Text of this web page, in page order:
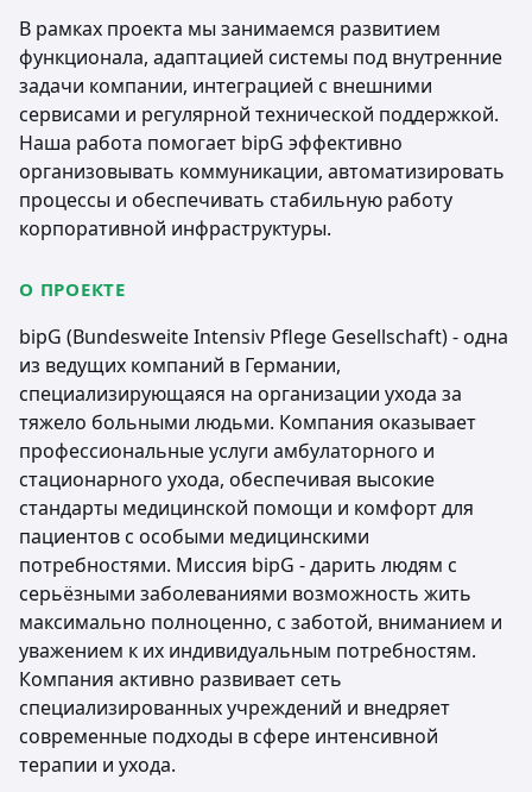
В рамках проекта мы занимаемся развитием
функционала, адаптацией системы под внутренние
задачи компании, интеграцией с внешними
сервисами и регулярной технической поддержкой.
Наша работа помогает bipG эффективно
организовывать коммуникации, автоматизировать
процессы и обеспечивать стабильную работу
корпоративной инфраструктуры.
О ПРОЕКТЕ
bipG (Bundesweite Intensiv Pflege Gesellschaft) - одна
из ведущих компаний в Германии,
специализирующаяся на организации ухода за
тяжело больными людьми. Компания оказывает
профессиональные услуги амбулаторного и
стационарного ухода, обеспечивая высокие
стандарты медицинской помощи и комфорт для
пациентов с особыми медицинскими
потребностями. Миссия bipG - дарить людям с
серьёзными заболеваниями возможность жить
максимально полноценно, с заботой, вниманием и
уважением к их индивидуальным потребностям.
Компания активно развивает сеть
специализированных учреждений и внедряет
современные подходы в сфере интенсивной
терапии и ухода.